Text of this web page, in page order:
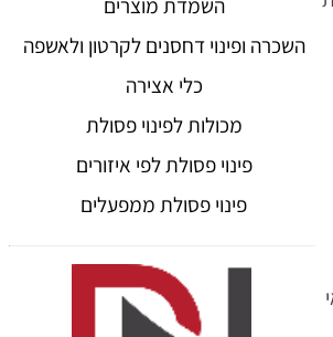
השמדת מוצרים
השכרה ופינוי דחסנים לקרטון ולאשפה
כלי אצירה
מכולות לפינוי פסולת
פינוי פסולת לפי איזורים